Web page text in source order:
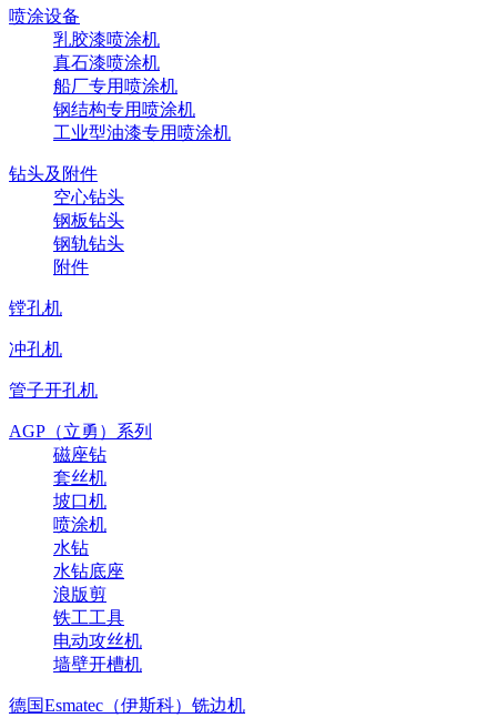
喷涂设备
乳胶漆喷涂机
真石漆喷涂机
船厂专用喷涂机
钢结构专用喷涂机
工业型油漆专用喷涂机
钻头及附件
空心钻头
钢板钻头
钢轨钻头
附件
镗孔机
冲孔机
管子开孔机
AGP（立勇）系列
磁座钻
套丝机
坡口机
喷涂机
水钻
水钻底座
浪版剪
铁工工具
电动攻丝机
墙壁开槽机
德国Esmatec（伊斯科）铣边机